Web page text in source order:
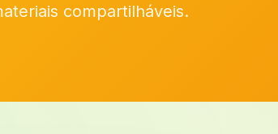
compartilháveis.